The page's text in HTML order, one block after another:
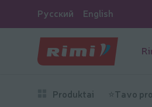
Русский English
Produktai ⭐Tavo